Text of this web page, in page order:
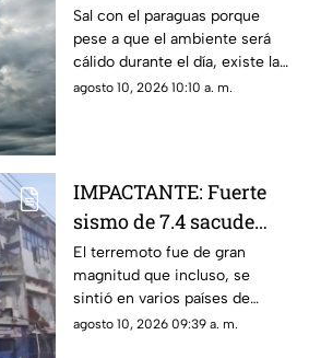
es el pronóstico para el
10 de agosto
Sal con el paraguas porque
pese a que el ambiente será
cálido durante el día, existe la
probabilidad de lluvia en
agosto 10, 2026 10:10 a. m.
IMPACTANTE: Fuerte
sismo de 7.4 sacude
Colombia; este es el
saldo hasta el
momento
El terremoto fue de gran
magnitud que incluso, se
sintió en varios países de
Sudamérica
agosto 10, 2026 09:39 a. m.